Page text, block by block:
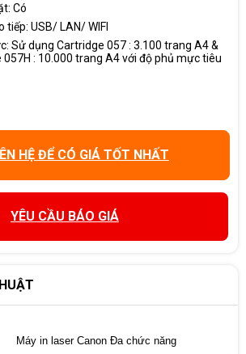
Có
tiếp: USB/ LAN/ WIFI
Sử dụng Cartridge 057 : 3.100 trang A4 &
057H : 10.000 trang A4 với độ phủ mực tiêu
HỆ ĐỂ CÓ GIÁ TỐT NHẤT
YÊU CẦU BÁO GIÁ
Máy in laser Canon Đa chức năng